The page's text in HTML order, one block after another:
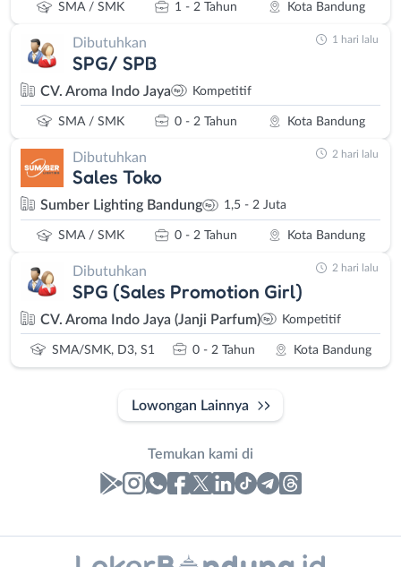
SMA / SMK 1 - 2 Tahun Kota Bandung
Dibutuhkan
SPG/ SPB
CV. Aroma Indo Jaya Kompetitif
SMA / SMK 0 - 2 Tahun Kota Bandung
1 hari lalu
Dibutuhkan
Sales Toko
Sumber Lighting Bandung 1,5 - 2 Juta
SMA / SMK 0 - 2 Tahun Kota Bandung
2 hari lalu
Dibutuhkan
SPG (Sales Promotion Girl)
CV. Aroma Indo Jaya (Janji Parfum) Kompetitif
SMA/SMK, D3, S1 0 - 2 Tahun Kota Bandung
2 hari lalu
Lowongan Lainnya
Temukan kami di